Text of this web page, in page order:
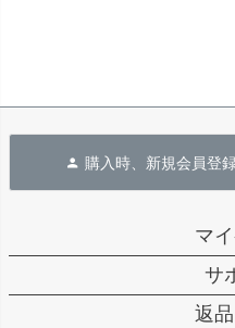
購入時、新規会員登
マ
サ
返